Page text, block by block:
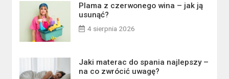
Plama z czerwonego wina – jak ją
usunąć?
4 sierpnia 2026
Jaki materac do spania najlepszy –
na co zwrócić uwagę?